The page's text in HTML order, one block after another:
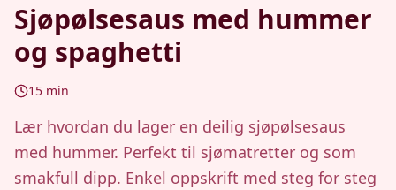
Sjøpølsesaus med hummer
og spaghetti
15 min
Lær hvordan du lager en deilig sjøpølsesaus
med hummer. Perfekt til sjømatretter og som
smakfull dipp. Enkel oppskrift med steg for steg